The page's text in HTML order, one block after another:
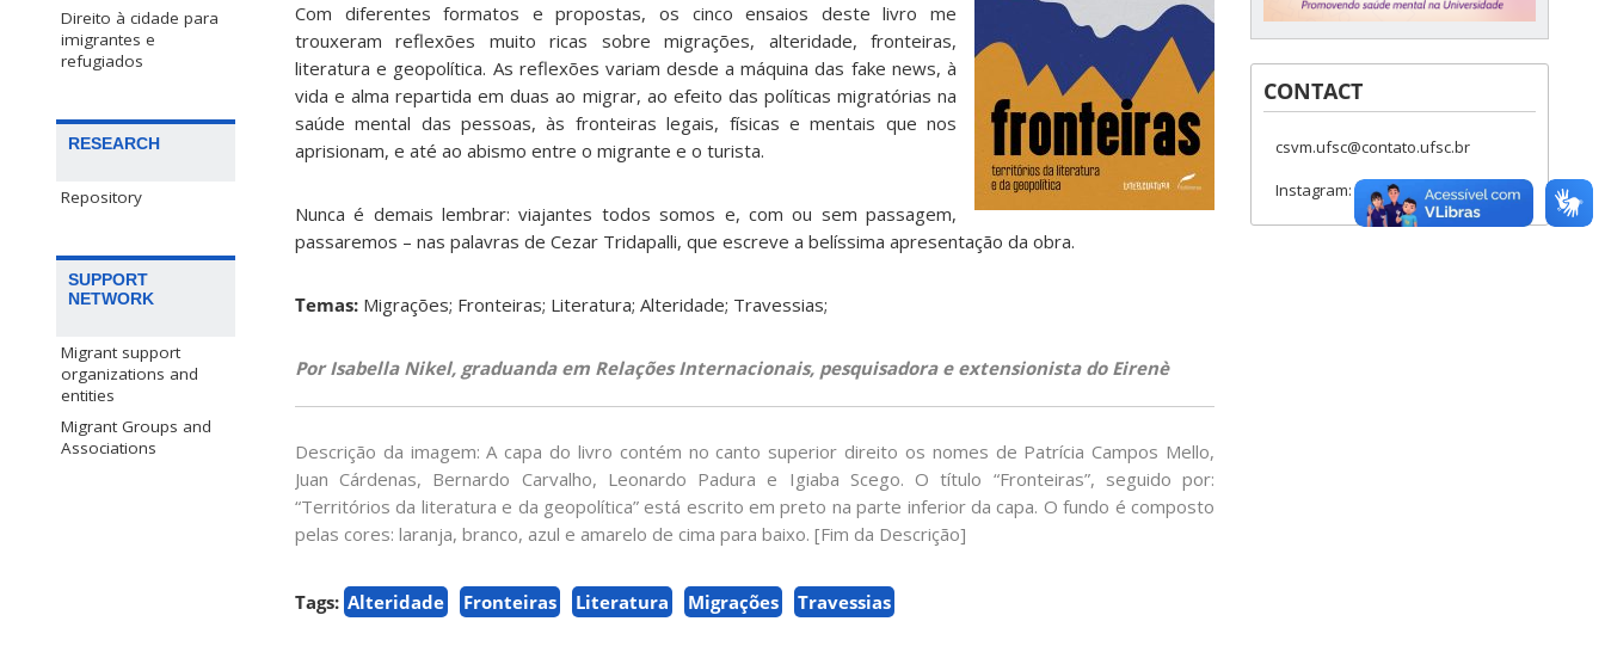
Direito à cidade para
imigrantes e
refugiados
RESEARCH
Repository
SUPPORT
NETWORK
Migrant support
organizations and
entities
Migrant Groups and
Associations
Com diferentes formatos e propostas, os cinco ensaios deste livro me
trouxeram reflexões muito ricas sobre migrações, alteridade, fronteiras,
literatura e geopolítica. As reflexões variam desde a máquina das fake news, à
vida e alma repartida em duas ao migrar, ao efeito das políticas migratórias na
saúde mental das pessoas, às fronteiras legais, físicas e mentais que nos
aprisionam, e até ao abismo entre o migrante e o turista.
Nunca é demais lembrar: viajantes todos somos e, com ou sem passagem,
passaremos – nas palavras de Cezar Tridapalli, que escreve a belíssima apresentação da obra.
Temas: Migrações; Fronteiras; Literatura; Alteridade; Travessias;
Por Isabella Nikel, graduanda em Relações Internacionais, pesquisadora e extensionista do Eirenè
Descrição da imagem: A capa do livro contém no canto superior direito os nomes de Patrícia Campos Mello,
Juan Cárdenas, Bernardo Carvalho, Leonardo Padura e Igiaba Scego. O título “Fronteiras”, seguido por:
“Territórios da literatura e da geopolítica” está escrito em preto na parte inferior da capa. O fundo é composto
pelas cores: laranja, branco, azul e amarelo de cima para baixo. [Fim da Descrição]
Tags: Alteridade Fronteiras Literatura Migrações Travessias
CONTACT
csvm.ufsc@contato.ufsc.br
Instagram: csvm.ufsc